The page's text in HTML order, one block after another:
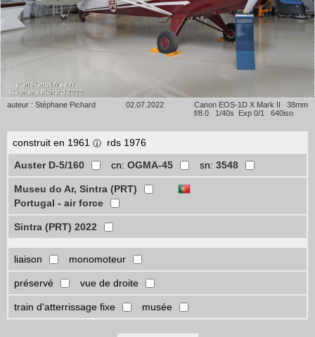
auteur : Stéphane Pichard 02.07.2022
Canon EOS-1D X Mark II 38mm
f/8.0 1/40s Exp 0/1 640iso
construit en 1961
rds 1976
Auster D-5/160
cn: OGMA-45 sn: 3548
Museu do Ar, Sintra (PRT)
Portugal - air force
Sintra (PRT) 2022
liaison monomoteur
préservé vue de droite
train d'atterrissage fixe musée